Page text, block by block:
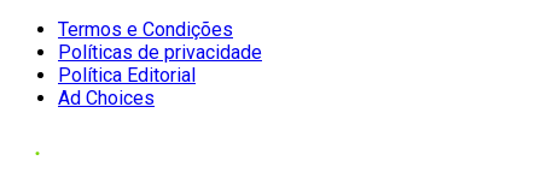
Termos e Condições
Políticas de privacidade
Política Editorial
Ad Choices